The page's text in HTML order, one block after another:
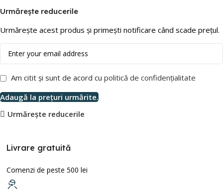
Urmărește reducerile
Urmărește acest produs și primești notificare când scade prețul.
Am citit și sunt de acord cu politică de confidențialitate
Adaugă la prețuri urmărite.
Urmărește reducerile
Livrare gratuită
Comenzi de peste 500 lei